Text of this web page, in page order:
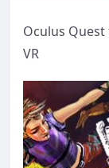
Oculus Quest
VR